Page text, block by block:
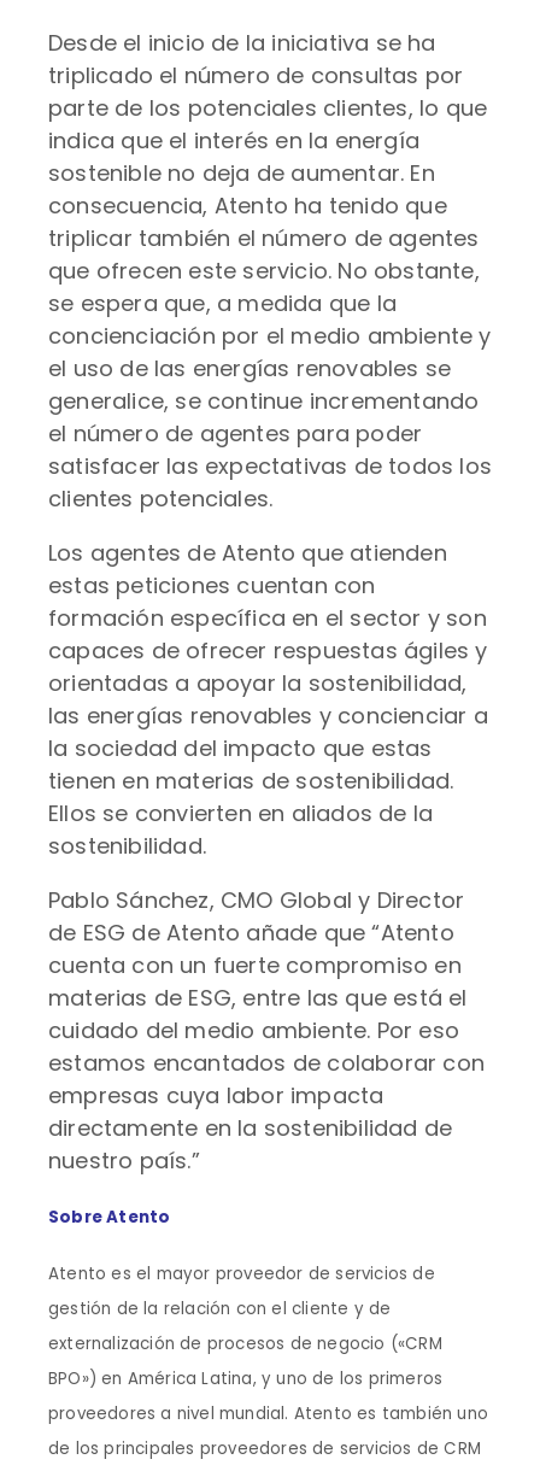
Desde el inicio de la iniciativa se ha
triplicado el número de consultas por
parte de los potenciales clientes, lo que
indica que el interés en la energía
sostenible no deja de aumentar. En
consecuencia, Atento ha tenido que
triplicar también el número de agentes
que ofrecen este servicio. No obstante,
se espera que, a medida que la
concienciación por el medio ambiente y
el uso de las energías renovables se
generalice, se continue incrementando
el número de agentes para poder
satisfacer las expectativas de todos los
clientes potenciales.
Los agentes de Atento que atienden
estas peticiones cuentan con
formación específica en el sector y son
capaces de ofrecer respuestas ágiles y
orientadas a apoyar la sostenibilidad,
las energías renovables y concienciar a
la sociedad del impacto que estas
tienen en materias de sostenibilidad.
Ellos se convierten en aliados de la
sostenibilidad.
Pablo Sánchez, CMO Global y Director
de ESG de Atento añade que “Atento
cuenta con un fuerte compromiso en
materias de ESG, entre las que está el
cuidado del medio ambiente. Por eso
estamos encantados de colaborar con
empresas cuya labor impacta
directamente en la sostenibilidad de
nuestro país.”
Sobre Atento
Atento es el mayor proveedor de servicios de
gestión de la relación con el cliente y de
externalización de procesos de negocio («CRM
BPO») en América Latina, y uno de los primeros
proveedores a nivel mundial. Atento es también uno
de los principales proveedores de servicios de CRM